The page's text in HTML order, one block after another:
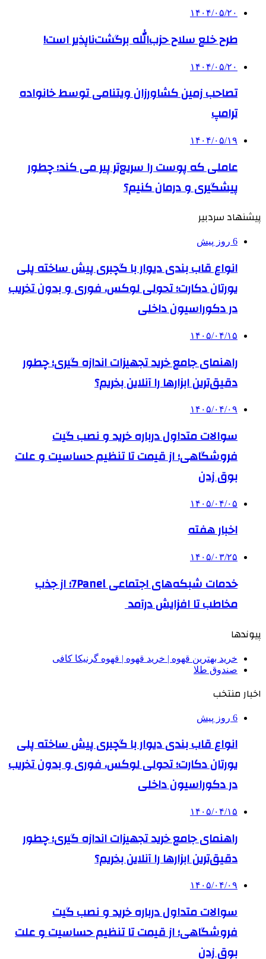
۱۴۰۴/۰۵/۲۰
طرح خلع سلاح حزب‌الله برگشت‌ناپذیر است!
۱۴۰۴/۰۵/۲۰
تصاحب زمین کشاورزان ویتنامی توسط خانواده
ترامپ
۱۴۰۴/۰۵/۱۹
عاملی که پوست را سریع‌تر پیر می کند؛ چطور
پیشگیری و درمان کنیم؟
پیشنهاد سردبیر
6 روز پیش
انواع قاب بندی دیوار با گچبری پیش ساخته پلی
یورتان دکارت؛ تحولی لوکس، فوری و بدون تخریب
در دکوراسیون داخلی
۱۴۰۵/۰۴/۱۵
راهنمای جامع خرید تجهیزات اندازه گیری؛ چطور
دقیق‌ترین ابزارها را آنلاین بخریم؟
۱۴۰۵/۰۴/۰۹
سوالات متداول درباره خرید و نصب گیت
فروشگاهی؛ از قیمت تا تنظیم حساسیت و علت
بوق زدن
۱۴۰۵/۰۴/۰۵
اخبار هفته
۱۴۰۵/۰۳/۲۵
خدمات شبکه‌های اجتماعی 7Panel؛ از جذب
مخاطب تا افزایش درآمد
پیوندها
خرید بهترین قهوه | خرید قهوه | قهوه گرنیکا کافی
صندوق طلا
اخبار منتخب
6 روز پیش
انواع قاب بندی دیوار با گچبری پیش ساخته پلی
یورتان دکارت؛ تحولی لوکس، فوری و بدون تخریب
در دکوراسیون داخلی
۱۴۰۵/۰۴/۱۵
راهنمای جامع خرید تجهیزات اندازه گیری؛ چطور
دقیق‌ترین ابزارها را آنلاین بخریم؟
۱۴۰۵/۰۴/۰۹
سوالات متداول درباره خرید و نصب گیت
فروشگاهی؛ از قیمت تا تنظیم حساسیت و علت
بوق زدن